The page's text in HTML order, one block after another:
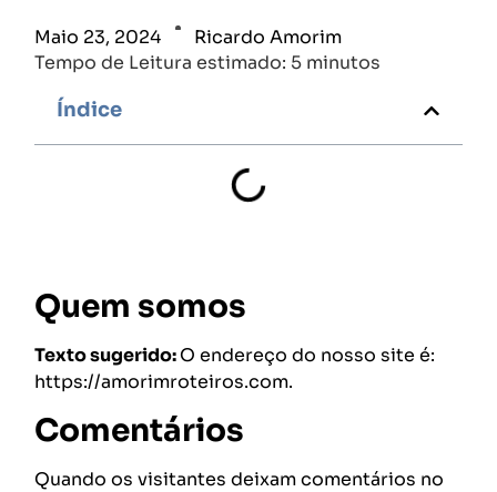
Maio 23, 2024
Ricardo Amorim
Tempo de Leitura estimado: 5 minutos
Índice
Quem somos
Texto sugerido:O endereço do nosso site é:
https://amorimroteiros.com.
Comentários
Quando os visitantes deixam comentários no